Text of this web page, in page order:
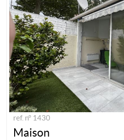
ref. n° 1430
Maison